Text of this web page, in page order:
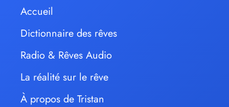
Accueil
Dictionnaire des rêves
Radio & Rêves Audio
La réalité sur le rêve
À propos de Tristan